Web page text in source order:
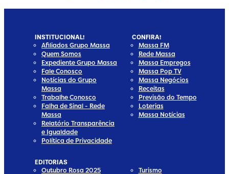
INSTITUCIONAL!
Afiliados Grupo Massa
Quem Somos
Expediente Grupo Massa
Fale Conosco
Notícias do Grupo
Massa
Trabalhe Conosco
Falha de Sinal - Rede
Massa
Relatório Transparência
e Igualdade
Política de Privacidade
CONFIRA!
Massa FM
Rede Massa
Massa Empregos
Massa Pop TV
Massa Negócios
Receitas
Previsão do Tempo
Loterias
Massa Notícias
EDITORIAS
Outubro Rosa 2025 Turismo